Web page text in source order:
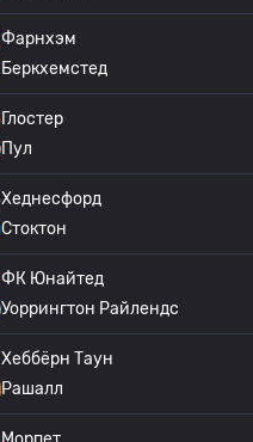
Фарнхэм
Беркхемстед
Глостер
Пул
Хеднесфорд
Стоктон
ФК Юнайтед
Уоррингтон Райлендс
Хеббёрн Таун
Рашалл